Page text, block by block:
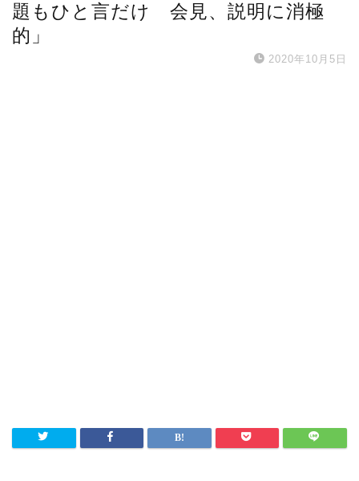
題もひと言だけ 会見、説明に消極
的」
2020年10月5日